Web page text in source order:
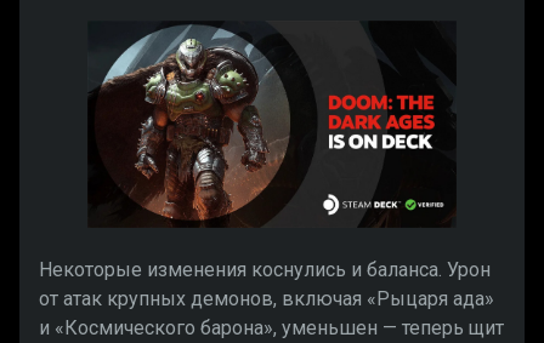
Некоторые изменения коснулись и баланса. Урон
от атак крупных демонов, включая «Рыцаря ада»
и «Космического барона», уменьшен — теперь щит